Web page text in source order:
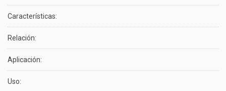
Características:
Relación:
Aplicación:
Uso: